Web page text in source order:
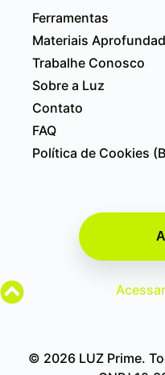
Ferramentas
Materiais
Trabalhe Conosco
Sobre a Luz
Contato
FAQ
Política de Cookies
© 2026 LUZ Prime.